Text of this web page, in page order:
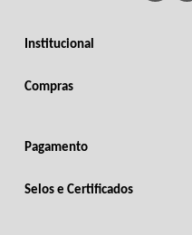
Institucional
Compras
Pagamento
Selos e Certificados